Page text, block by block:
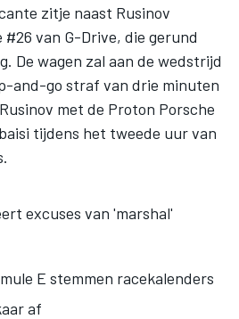
zitje naast Rusinov
van G-Drive, die gerund
De wagen zal aan de wedstrijd
and-go straf van drie minuten
met de Proton Porsche
tijdens het tweede uur van
excuses van 'marshal'
E stemmen racekalenders
af